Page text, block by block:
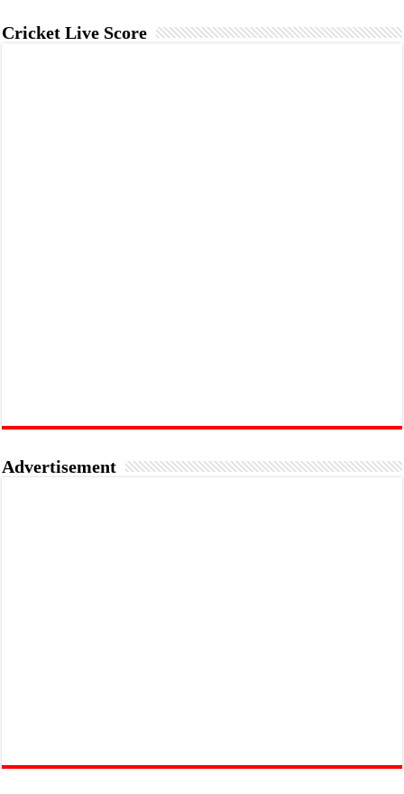
Cricket Live Score
Advertisement